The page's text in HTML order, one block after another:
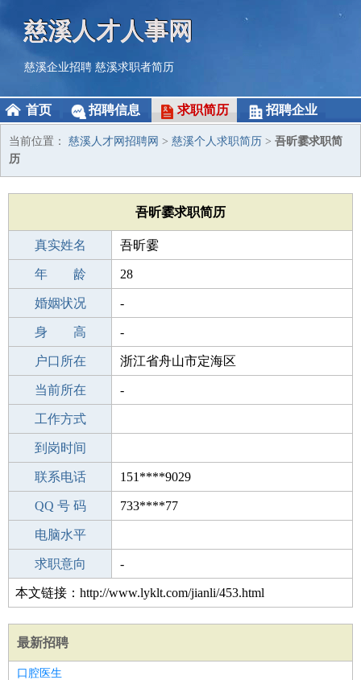
慈溪人才人事网
慈溪企业招聘 慈溪求职者简历
首页 招聘信息 求职简历 招聘企业
当前位置： 慈溪人才网招聘网 > 慈溪个人求职简历 > 吾昕霎求职简
历
吾昕霎求职简历
真实姓名 吾昕霎
性 别 女
年 龄 28
出生年月 1998-11-06
婚姻状况 -
学 历 初中
身 高 -
毕业学校 盱眙县第三中学
户口所在 浙江省舟山市定海区
所学专业 -
当前所在 -
工作经验
工作方式
驾 照
到岗时间
期望月薪
联系电话 151****9029
手机号码 151****9029
QQ 号 码 733****77
微信号码
电脑水平
外语水平
求职意向 -
本文链接：http://www.lyklt.com/jianli/453.html
最新招聘
口腔医生